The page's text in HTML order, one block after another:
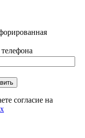
согласие на